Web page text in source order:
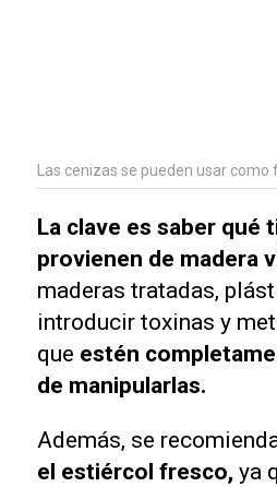
Las cenizas se pueden usar
La clave es saber qué
provienen de madera
maderas tratadas,
introducir toxinas y
que estén
de manipularlas.
Además, se
el estiércol fresco, ya